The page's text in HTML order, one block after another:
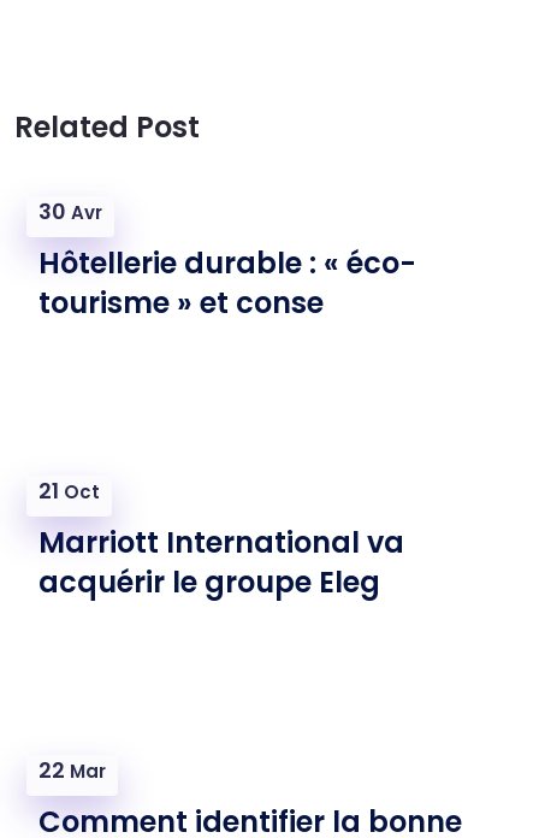
Related Post
30 Avr
Hôtellerie durable : « éco-
tourisme » et conse
21 Oct
Marriott International va
acquérir le groupe Eleg
22 Mar
Comment identifier la bonne